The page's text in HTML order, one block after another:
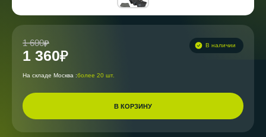
1 600
1 360
В наличии
На складе Москва :более 20 шт.
В КОРЗИНУ